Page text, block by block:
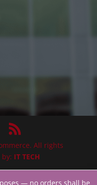
All rights
by: IT TECH
— no orders shall be